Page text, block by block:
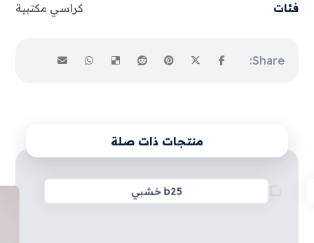
فئات كراسي مكتبية
منتجات ذات صلة
b25 خشبي